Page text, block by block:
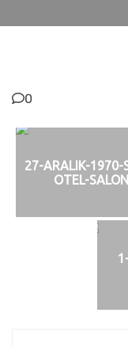
0
27-ARALIK-1970-
OTEL-